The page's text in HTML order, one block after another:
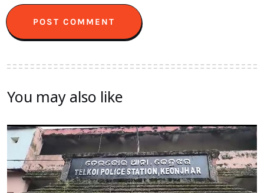
You may also like